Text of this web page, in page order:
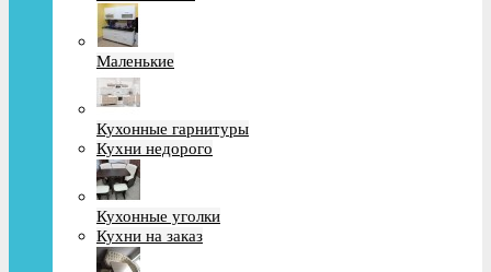
Маленькие
Кухонные гарнитуры
Кухни недорого
Кухонные уголки
Кухни на заказ